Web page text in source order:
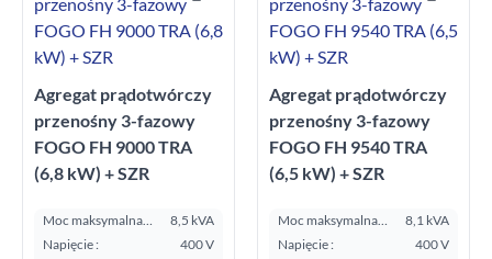
Agregat prądotwórczy
przenośny 3-fazowy
FOGO FH 9000 TRA
(6,8 kW) + SZR
Moc maksymalna
E.S.P. kVA:
8,5 kVA
Napięcie :
400 V
Agregat prądotwórczy
przenośny 3-fazowy
FOGO FH 9540 TRA
(6,5 kW) + SZR
Moc maksymalna
E.S.P. kVA:
8,1 kVA
Napięcie :
400 V